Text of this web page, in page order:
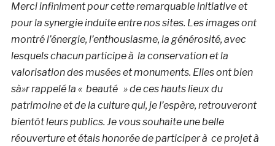
Merci infiniment pour cette remarquable initiative et
pour la synergie induite entre nos sites. Les images ont
montré l’énergie, l’enthousiasme, la générosité, avec
lesquels chacun participe à la conservation et la
valorisation des musées et monuments. Elles ont bien
sà»r rappelé la « beauté » de ces hauts lieux du
patrimoine et de la culture qui, je l’espère, retrouveront
bientôt leurs publics. Je vous souhaite une belle
réouverture et étais honorée de participer à ce projet à